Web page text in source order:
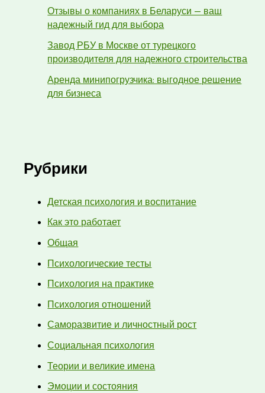
Отзывы о компаниях в Беларуси — ваш
надежный гид для выбора
Завод РБУ в Москве от турецкого
производителя для надежного строительства
Аренда минипогрузчика: выгодное решение
для бизнеса
Рубрики
Детская психология и воспитание
Как это работает
Общая
Психологические тесты
Психология на практике
Психология отношений
Саморазвитие и личностный рост
Социальная психология
Теории и великие имена
Эмоции и состояния